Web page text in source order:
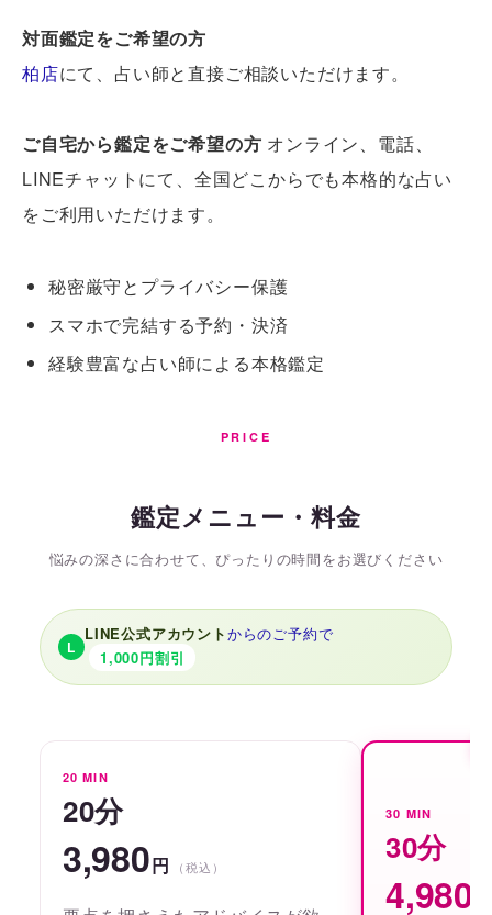
対面鑑定をご希望の方
柏店にて、占い師と直接ご相談いただけます。
ご自宅から鑑定をご希望の方 オンライン、電話、
LINEチャットにて、全国どこからでも本格的な占い
をご利用いただけます。
秘密厳守とプライバシー保護
スマホで完結する予約・決済
経験豊富な占い師による本格鑑定
PRICE
鑑定メニュー・料金
悩みの深さに合わせて、ぴったりの時間をお選びください
L
LINE公式アカウントからのご予約で
1,000円割引
20 MIN
20分
3,980円 （税込）
30 MIN
30分
4,980